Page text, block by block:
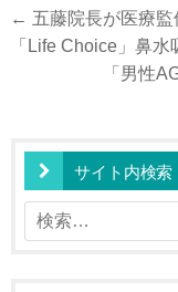
投
稿
ゲ
ー
シ
ョ
← 五藤院長が医療監
「Life Choice」鼻
「男性
サイト内検索
検
索: